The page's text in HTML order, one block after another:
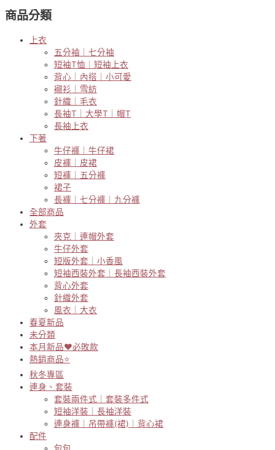
關
鍵
商品分類
上衣
五分袖｜七分袖
短袖T恤｜短袖上衣
背心｜內搭｜小可愛
襯衫｜雪紡
針織｜毛衣
長袖T｜大學T｜帽T
長袖上衣
下著
牛仔褲｜牛仔裙
皮褲｜皮裙
短褲｜五分褲
裙子
長褲｜七分褲｜九分褲
全部商品
外套
夾克｜連帽外套
牛仔外套
短版外套｜小香風
短袖西裝外套｜長袖西裝外套
背心外套
針織外套
風衣｜大衣
春夏新品
未分類
本月新品♥必敗款
熱銷商品⭐
秋冬專區
連身、套裝
套裝兩件式｜套裝多件式
短袖洋裝｜長袖洋裝
連身褲｜吊帶褲(裙)｜背心裙
配件
包包